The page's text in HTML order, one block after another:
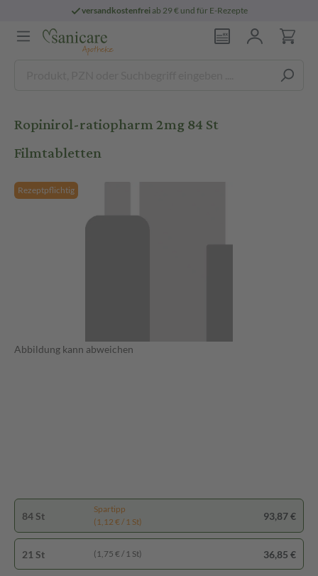
versandkostenfreiab 29 € und für E-Rezepte
Ropinirol-ratiopharm 2mg 84 St
Filmtabletten
Rezeptpflichtig
Abbildung kann abweichen
84 St
Spartipp
(1,12 € / 1 St)
93,87 €
21 St (1,75 € / 1 St) 36,85 €